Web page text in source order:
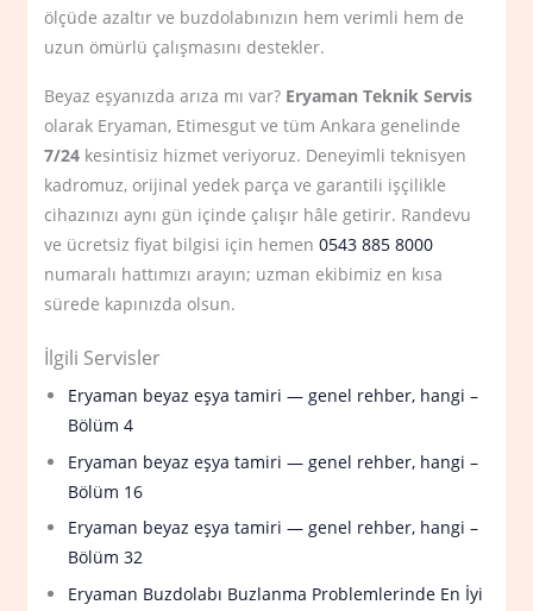
ölçüde azaltır ve buzdolabınızın hem verimli hem de
uzun ömürlü çalışmasını destekler.
Beyaz eşyanızda arıza mı var? Eryaman Teknik Servis
olarak Eryaman, Etimesgut ve tüm Ankara genelinde
7/24 kesintisiz hizmet veriyoruz. Deneyimli teknisyen
kadromuz, orijinal yedek parça ve garantili işçilikle
cihazınızı aynı gün içinde çalışır hâle getirir. Randevu
ve ücretsiz fiyat bilgisi için hemen0543 885 8000
numaralı hattımızı arayın; uzman ekibimiz en kısa
sürede kapınızda olsun.
İlgili Servisler
Eryaman beyaz eşya tamiri — genel rehber, hangi –
Bölüm 4
Eryaman beyaz eşya tamiri — genel rehber, hangi –
Bölüm 16
Eryaman beyaz eşya tamiri — genel rehber, hangi –
Bölüm 32
Eryaman Buzdolabı Buzlanma Problemlerinde En İyi